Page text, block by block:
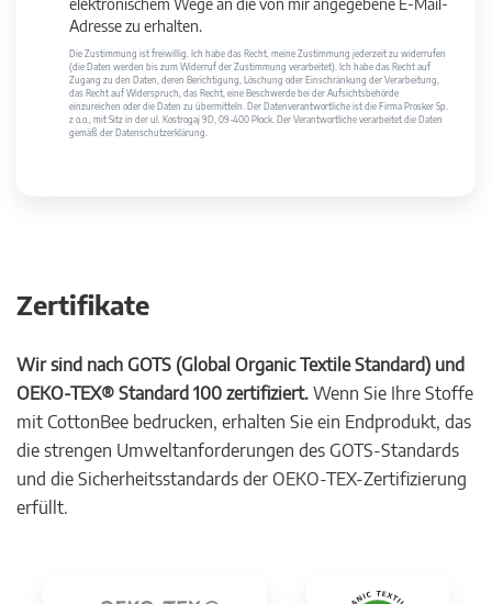
elektronischem Wege an die von mir angegebene E-Mail-
Adresse zu erhalten.
Die Zustimmung ist freiwillig. Ich habe das Recht, meine Zustimmung jederzeit zu widerrufen
(die Daten werden bis zum Widerruf der Zustimmung verarbeitet). Ich habe das Recht auf
Zugang zu den Daten, deren Berichtigung, Löschung oder Einschränkung der Verarbeitung,
das Recht auf Widerspruch, das Recht, eine Beschwerde bei der Aufsichtsbehörde
einzureichen oder die Daten zu übermitteln. Der Datenverantwortliche ist die Firma Prosker Sp.
z o.o., mit Sitz in der ul. Kostrogaj 9D, 09-400 Płock. Der Verantwortliche verarbeitet die Daten
gemäß der Datenschutzerklärung.
Zertifikate
Wir sind nach GOTS (Global Organic Textile Standard) und
OEKO-TEX® Standard 100 zertifiziert. Wenn Sie Ihre Stoffe
mit CottonBee bedrucken, erhalten Sie ein Endprodukt, das
die strengen Umweltanforderungen des GOTS-Standards
und die Sicherheitsstandards der OEKO-TEX-Zertifizierung
erfüllt.